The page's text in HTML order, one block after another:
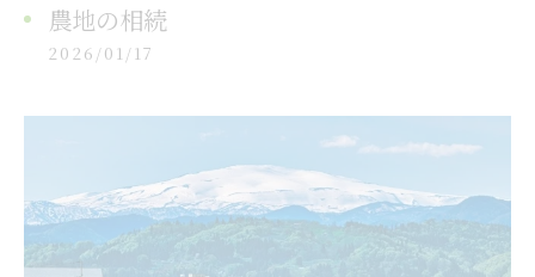
農地の相続
2026/01/17